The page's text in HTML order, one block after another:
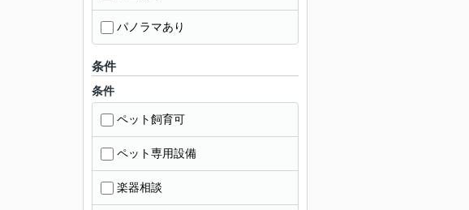
パノラマあり
条件
条件
ペット飼育可
ペット専用設備
楽器相談